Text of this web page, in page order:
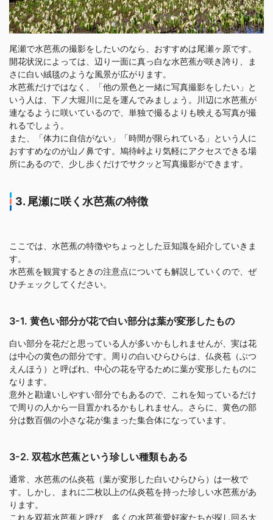
尾瀬で水芭蕉の撮影をしたいのなら、おすすめは尾瀬ヶ原です。
開花状況によっては、辺り一面に真っ白な水芭蕉が咲き誇り、ま
さに白い絨毯のような風景が広がります。
水芭蕉だけではなく、「他の景色と一緒に写真撮影をしたい」と
いう人は、下ノ大堀川に足を運んでみましょう。川辺に水芭蕉が
連なるように咲いているので、単独で撮るよりも映える写真が撮
れるでしょう。
また、「体力に自信がない」「時間が限られている」という人に
おすすめなのが山ノ鼻です。鳩待峠より気軽にアクセスできる場
所にあるので、少し歩くだけでサクッと写真撮影ができます。
3. 尾瀬に咲く水芭蕉の特徴
ここでは、水芭蕉の特徴やちょっとした豆知識を紹介していきま
す。
水芭蕉を観賞するときの注意点についても解説していくので、ぜ
ひチェックしてください。
3-1. 黄色い部分が花で白い部分は葉が変形したもの
白い部分を花だと思っている人が多いかもしれませんが、実は花
は中心の黄色の部分です。周りの白いひらひらは、仏炎苞（ぶつ
えんほう）と呼ばれ、中心の花を守るために葉が変形したものに
なります。
意外と勘違いしやすい部分でもあるので、これを知っているだけ
で周りの人から一目置かれるかもしれません。さらに、黄色の部
分は数百個の小さな花が集まった集合体になっています。
3-2. 双苞水芭蕉という珍しい種類もある
通常、水芭蕉の仏炎苞（葉が変形した白いひらひら）は一枚で
す。しかし、まれに二枚以上の仏炎苞を持った珍しい水芭蕉があ
ります。
これを双苞水芭蕉と呼び、多くの水芭蕉愛好家たちが探し回る大